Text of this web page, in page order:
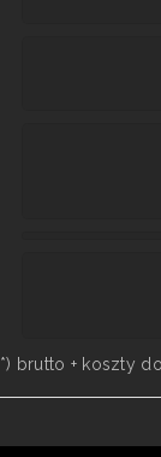
*) brutto + koszty